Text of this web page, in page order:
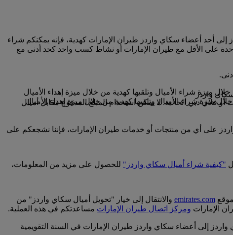
إلى أحد أعضاء سكاي واردز طيران الإمارات كهدية، فإنه يمكنكم شراء
على الأقل مع طيران الإمارات أو نشاط كسب واحد كحد أدنى مع
فلاي دبي الحالية. لا يمكن استخدام المبلغ المدفوع مقابل أميال
واردز على أي من منتجات أو خدمات طيران الإمارات، فإننا نشجعكم على
"كيفية شراء أميال سكاي واردز" للحصول على مزيد من المعلومات،
emirates.com والانتقال إلى خيار "تحويل أميال سكاي واردز" من
الإمارات ومركز اتصال طيران الإمارات مساعدتكم في هذه العملية.
ضمن مضاعفات الرقم 1000، وابتداء من 2000 ميل سكاي واردز، ويمكنكم نقل نحو 50000 ميل سكاي واردز إلى أعضاء سكاي واردز طيران الإمارات في السنة التقويمية